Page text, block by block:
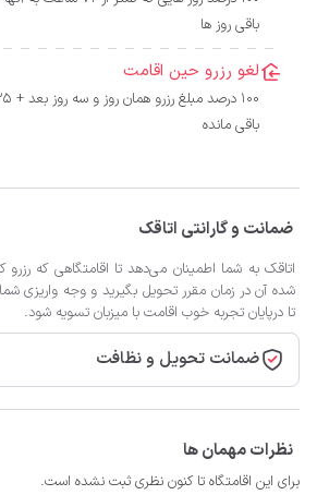
باقی روز ها
لغو رزرو حین اقامت
باقی مانده
ضمانت و گارانتی اتاقک
اتاقک به شما اطمینان می‌دهد تا اقامتگاهی که
شده آن در زمان مقرر تحویل بگیرید و وجه واریزی
تا درپایان تجربه خوب اقامت با میزبان تسویه شود.
ضمانت تحویل و نظافت
نظرات مهمان ها
برای این اقامتگاه تا کنون نظری ثبت نشده است.